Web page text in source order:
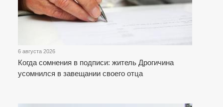
6 августа 2026
Когда сомнения в подписи: житель Дрогичина
усомнился в завещании своего отца